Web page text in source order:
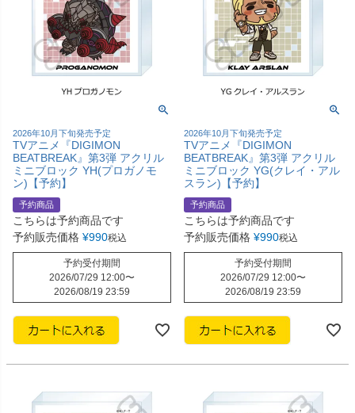
2026年10月下旬発売予定
TVアニメ『DIGIMON
BEATBREAK』第3弾 アクリル
ミニブロック YH(プロガノモ
ン)【予約】
予約商品
こちらは予約商品です
予約販売価格 ¥990税込
予約受付期間
2026/07/29 12:00〜
2026/08/19 23:59
2026年10月下旬発売予定
TVアニメ『DIGIMON
BEATBREAK』第3弾 アクリル
ミニブロック YG(クレイ・アル
スラン)【予約】
予約商品
こちらは予約商品です
予約販売価格 ¥990税込
予約受付期間
2026/07/29 12:00〜
2026/08/19 23:59